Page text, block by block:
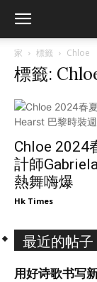
家 標籤 Chloe
標籤:
Chloe 2024
計師
熱舞嗨爆
Hk Times
最近的帖子
用好诗歌书写